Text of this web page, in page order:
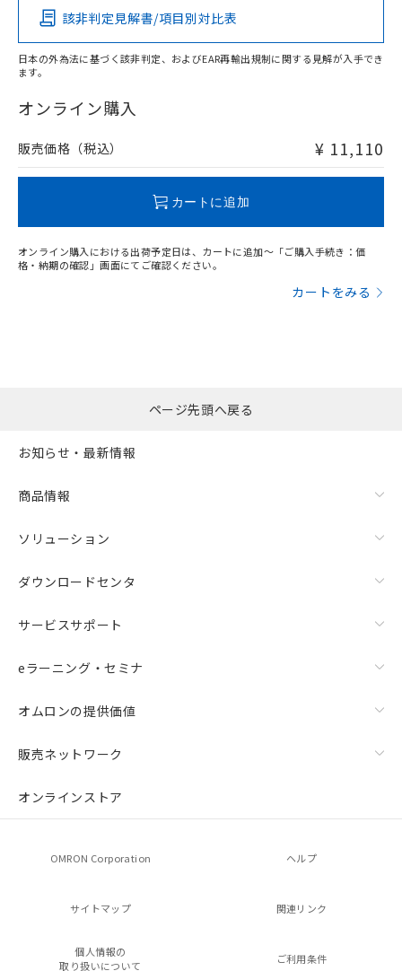
O
在庫等で未対応品が混在する可能性があります。
問い合わせください。
該非判定見解書/項目別対比表
日本の外為法に基づく該非判定、およびEAR再輸出規制に関する見解が入手でき
ます。
オンライン購入
販売価格（税込） ¥ 11,110
カートに追加
オンライン購入における出荷予定日は、カートに追加～「ご購入手続き：価
格・納期の確認」画面にてご確認ください。
カートをみる
ページ先頭へ戻る
お知らせ・最新情報
商品情報
ソリューション
ダウンロードセンタ
サービスサポート
eラーニング・セミナ
オムロンの提供価値
販売ネットワーク
オンラインストア
OMRON Corporation ヘルプ
サイトマップ 関連リンク
個人情報の
取り扱いについて
ご利用条件